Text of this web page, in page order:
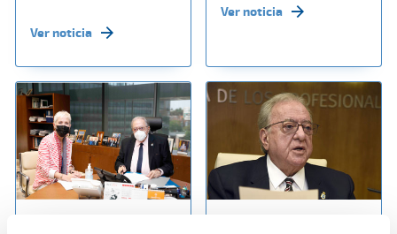
Ver noticia
Ver noticia